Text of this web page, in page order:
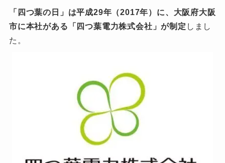
「四つ葉の日」は平成29年（2017年）に、大阪府大阪
市に本社がある「四つ葉電力株式会社」が制定 しまし
た。